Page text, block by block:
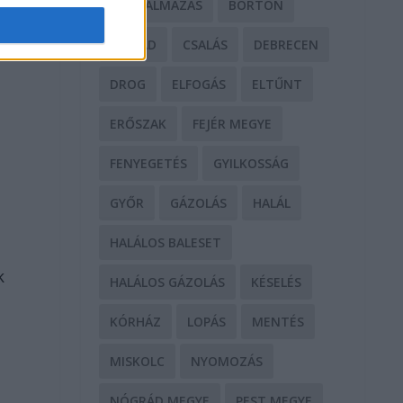
BÁNTALMAZÁS BÖRTÖN
CSALÁD CSALÁS DEBRECEN
DROG ELFOGÁS ELTŰNT
ERŐSZAK FEJÉR MEGYE
FENYEGETÉS GYILKOSSÁG
GYŐR GÁZOLÁS HALÁL
HALÁLOS BALESET
HALÁLOS GÁZOLÁS KÉSELÉS
KÓRHÁZ LOPÁS MENTÉS
MISKOLC NYOMOZÁS